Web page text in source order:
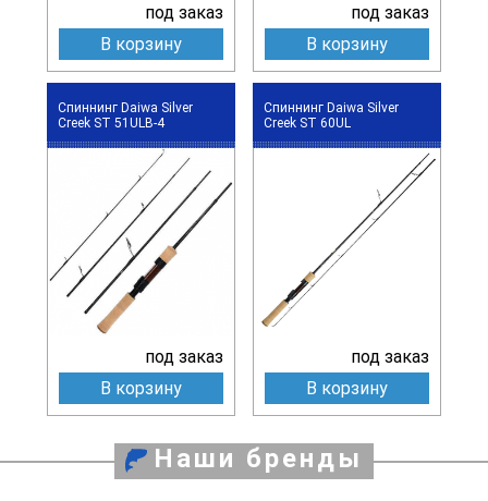
под заказ
В корзину
под заказ
В корзину
Спиннинг Daiwa Silver
Creek ST 51ULB-4
под заказ
В корзину
Спиннинг Daiwa Silver
Creek ST 60UL
под заказ
В корзину
Наши бренды